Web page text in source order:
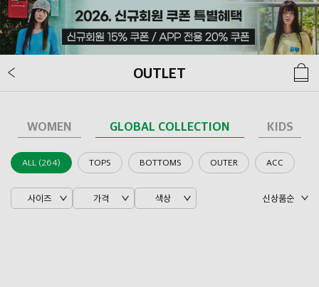
OUTLET
WOMEN GLOBAL COLLECTION KIDS
ALL (264) TOPS BOTTOMS OUTER ACC
사이즈 가격 색상 신상품순